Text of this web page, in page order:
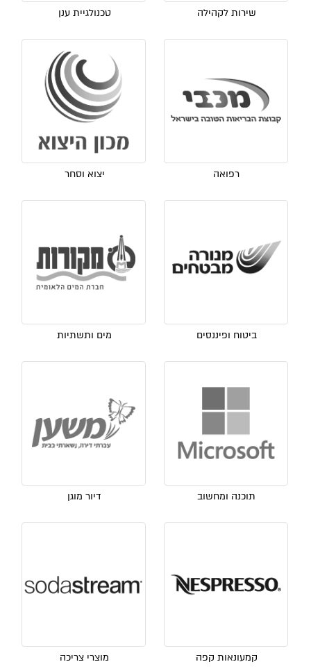
שירות לקהילה טכנולגיית ענן
רפואה יצוא וסחר
ביטוח ופיננסים מים ותשתיות
תוכנה ומחשוב דיור מוגן
קמעונאות קפה מוצרי צריכה